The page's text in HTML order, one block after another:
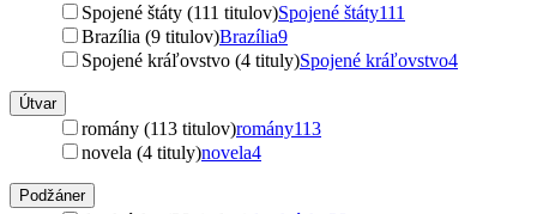
Spojené štáty (111 titulov)Spojené štáty111
Brazília (9 titulov)Brazília9
Spojené kráľovstvo (4 tituly)Spojené kráľovstvo4
Útvar
romány (113 titulov)romány113
novela (4 tituly)novela4
Podžáner